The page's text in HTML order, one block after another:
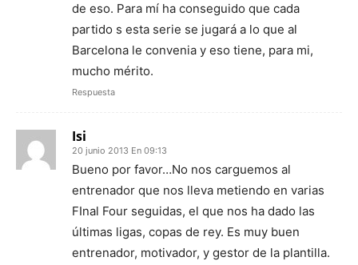
de eso. Para mí ha conseguido que cada
partido s esta serie se jugará a lo que al
Barcelona le convenia y eso tiene, para mi,
mucho mérito.
Respuesta
Isi
20 junio 2013 En 09:13
Bueno por favor…No nos carguemos al
entrenador que nos lleva metiendo en varias
FInal Four seguidas, el que nos ha dado las
últimas ligas, copas de rey. Es muy buen
entrenador, motivador, y gestor de la plantilla.